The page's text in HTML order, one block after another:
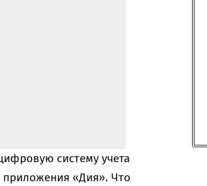
систему учета
«Дия». Что